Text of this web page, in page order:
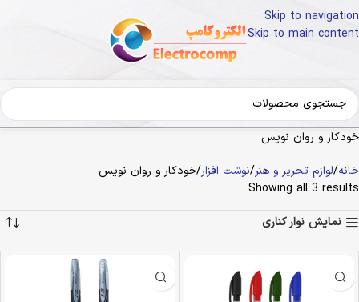
Skip to navigation
Skip to main content
خودکار و روان نویس
خانه لوازم تحریر و هنر نوشت افزار خودکار و روان نویس
Showing all 3 results
نمایش نوار کناری